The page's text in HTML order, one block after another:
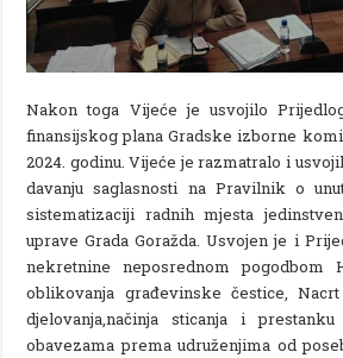
Nakon toga Vijeće je usvojilo
finansijskog plana Gradske izborne
2024. godinu. Vijeće je razmatralo i
davanju saglasnosti na Pravilnik o
sistematizaciji radnih mjesta
uprave Grada Goražda. Usvojen je i
nekretnine neposrednom pogodbom
oblikovanja građevinske čestice,
djelovanja,načinja sticanja i
obavezama prema udruženjima od